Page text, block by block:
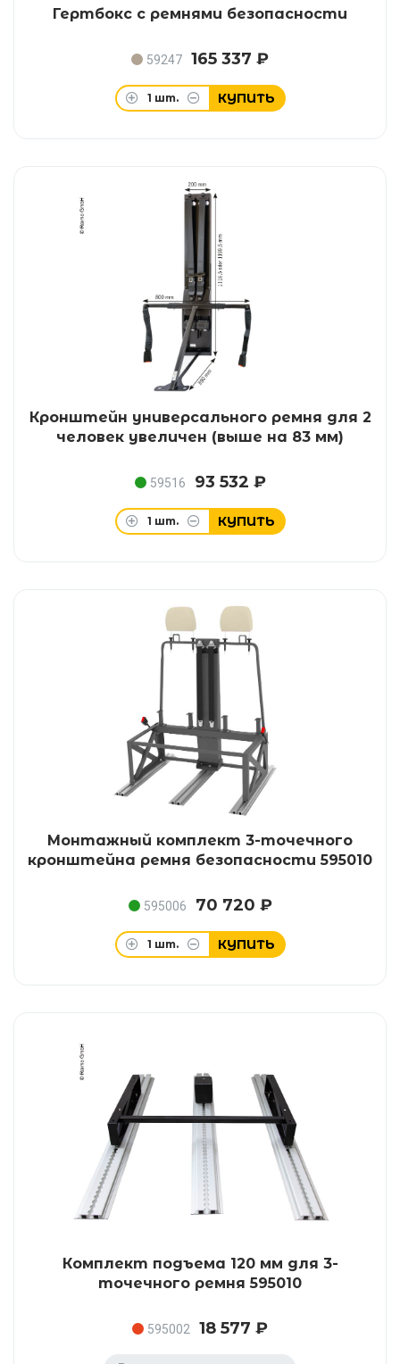
Гертбокс с ремнями безопасности
59247 165 337 ₽
1 шт. КУПИТЬ
Кронштейн универсального ремня для 2
человек увеличен (выше на 83 мм)
59516 93 532 ₽
1 шт. КУПИТЬ
Монтажный комплект 3-точечного
кронштейна ремня безопасности 595010
595006 70 720 ₽
1 шт. КУПИТЬ
Комплект подъема 120 мм для 3-
точечного ремня 595010
595002 18 577 ₽